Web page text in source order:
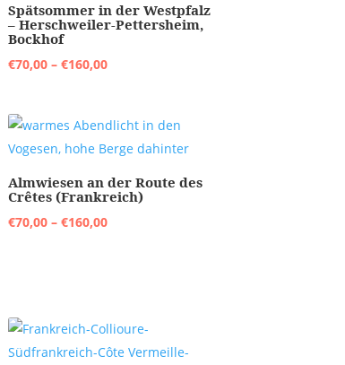
Spätsommer in der Westpfalz
– Herschweiler-Pettersheim,
Bockhof
€70,00 –€160,00Preisspanne:
€160,00
Almwiesen an der Route des
Crêtes (Frankreich)
€70,00 –€160,00Preisspanne: